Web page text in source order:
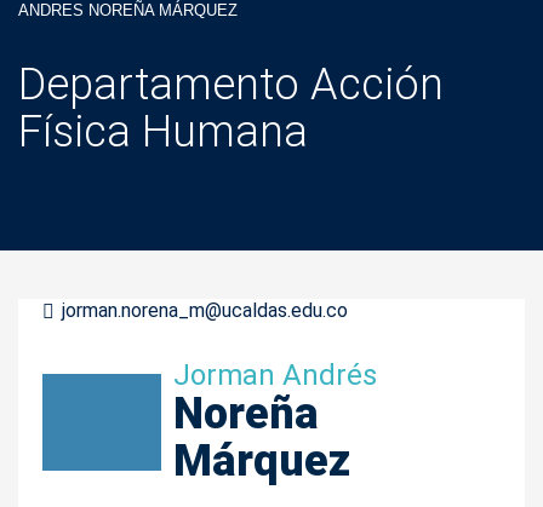
ANDRES NOREÑA MÁRQUEZ
Departamento Acción
Física Humana
jorman.norena_m@ucaldas.edu.co
Jorman Andrés
Noreña
Márquez